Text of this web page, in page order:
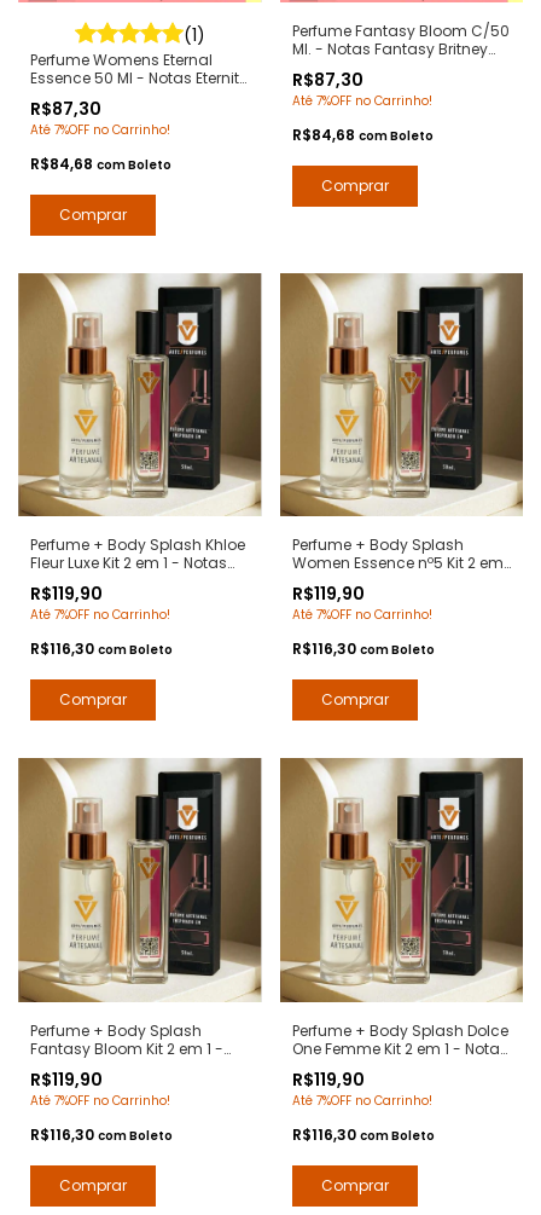
(1)
Perfume Womens Eternal
Essence 50 Ml - Notas Eternity
Contratipos Premium - Arte 1
Perfumes
R$87,30
Até 7%OFF no Carrinho!
R$84,68 comBoleto
Perfume Fantasy Bloom C/50
Ml. - Notas Fantasy Britney
Premium - Arte 1 Perfumes
R$87,30
Até 7%OFF no Carrinho!
R$84,68 comBoleto
Perfume + Body Splash Khloe
Fleur Luxe Kit 2 em 1 - Notas
- Arte 1 Perfumes
R$119,90
Até 7%OFF no Carrinho!
R$116,30 comBoleto
Perfume + Body Splash
Women Essence nº5 Kit 2 em
Contratipos Premium - Arte 1
Perfumes
R$119,90
Até 7%OFF no Carrinho!
R$116,30 comBoleto
Perfume + Body Splash
Fantasy Bloom Kit 2 em 1 -
- Contratipos Premium - Arte
1 Perfumes
R$119,90
Até 7%OFF no Carrinho!
R$116,30 comBoleto
Perfume + Body Splash Dolce
One Femme Kit 2 em 1 - Notas
Gabanna - Contratipos
Premium - Arte 1 Perfumes
R$119,90
Até 7%OFF no Carrinho!
R$116,30 comBoleto